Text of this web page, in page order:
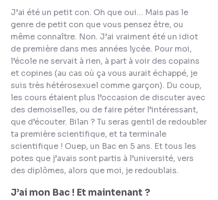
J’ai été un petit con. Oh que oui… Mais pas le
genre de petit con que vous pensez être, ou
même connaître. Non. J’ai vraiment été un idiot
de première dans mes années lycée. Pour moi,
l’école ne servait à rien, à part à voir des copains
et copines (au cas où ça vous aurait échappé, je
suis très hétérosexuel comme garçon). Du coup,
les cours étaient plus l’occasion de discuter avec
des demoiselles, ou de faire péter l’intéressant,
que d’écouter. Bilan ? Tu seras gentil de redoubler
ta première scientifique, et ta terminale
scientifique ! Ouep, un Bac en 5 ans. Et tous les
potes que j’avais sont partis à l’université, vers
des diplômes, alors que moi, je redoublais.
J’ai mon Bac ! Et maintenant ?